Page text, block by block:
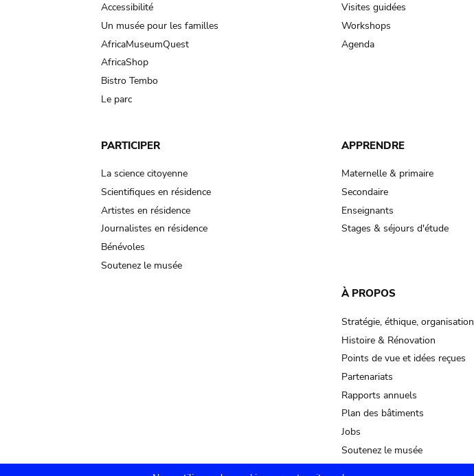
Accessibilité
Un musée pour les familles
AfricaMuseumQuest
AfricaShop
Bistro Tembo
Le parc
Visites guidées
Workshops
Agenda
PARTICIPER
La science citoyenne
Scientifiques en résidence
Artistes en résidence
Journalistes en résidence
Bénévoles
Soutenez le musée
APPRENDRE
Maternelle & primaire
Secondaire
Enseignants
Stages & séjours d'étude
À PROPOS
Stratégie, éthique, organisation
Histoire & Rénovation
Points de vue et idées reçues
Partenariats
Rapports annuels
Plan des bâtiments
Jobs
Soutenez le musée